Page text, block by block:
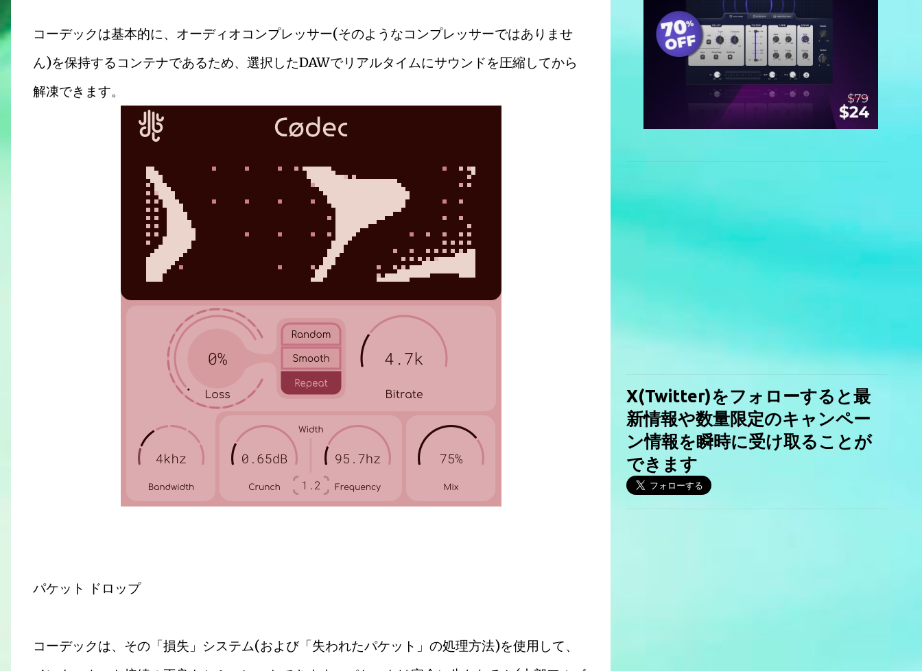
コーデックは基本的に、オーディオコンプレッサー(そのようなコンプレッサーではありませ
ん)を保持するコンテナであるため、選択したDAWでリアルタイムにサウンドを圧縮してから
解凍できます。
パケット ドロップ
コーデックは、その「損失」システム(および「失われたパケット」の処理方法)を使用して、
X(Twitter)をフォローすると最
新情報や数量限定のキャンペー
ン情報を瞬時に受け取ることが
できます